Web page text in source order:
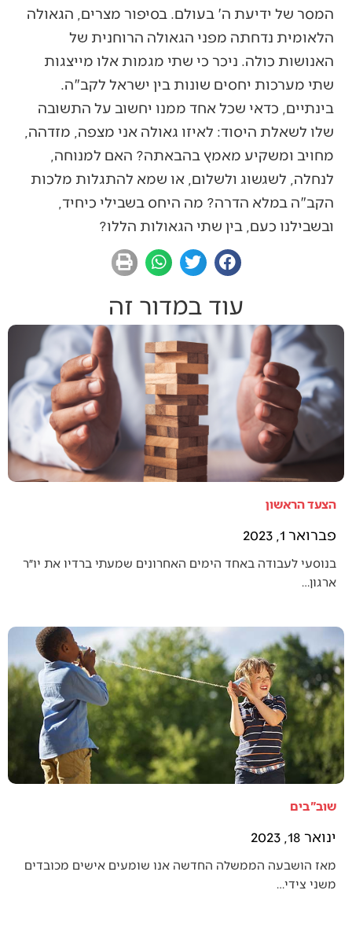
המסר של ידיעת ה' בעולם. בסיפור מצרים, הגאולה
הלאומית נדחתה מפני הגאולה הרוחנית של
האנושות כולה. ניכר כי שתי מגמות אלו מייצגות
שתי מערכות יחסים שונות בין ישראל לקב"ה.
בינתיים, כדאי שכל אחד ממנו יחשוב על התשובה
שלו לשאלת היסוד: לאיזו גאולה אני מצפה, מזדהה,
מחויב ומשקיע מאמץ בהבאתה? האם למנוחה,
לנחלה, לשגשוג ולשלום, או שמא להתגלות מלכות
הקב"ה במלא הדרה? מה היחס בשבילי כיחיד,
ובשבילנו כעם, בין שתי הגאולות הללו?
עוד במדור זה
הצעד הראשון
פברואר 1, 2023
בנוסעי לעבודה באחד הימים האחרונים שמעתי ברדיו את יו״ר
ארגון…
שוב"בים
ינואר 18, 2023
מאז הושבעה הממשלה החדשה אנו שומעים אישים מכובדים
משני צידי…